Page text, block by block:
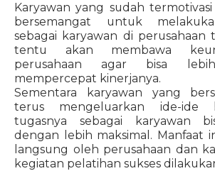
Karyawan yang sudah
bersemangat untuk
sebagai karyawan di perusahaan
tentu akan membawa
perusahaan agar bisa
mempercepat kinerjanya.
Sementara karyawan yang
terus mengeluarkan ide-ide
tugasnya sebagai karyawan
dengan lebih maksimal. Manfaat
langsung oleh perusahaan dan
kegiatan pelatihan sukses